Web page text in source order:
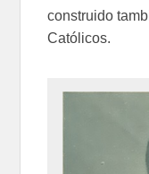
construido
Católicos.